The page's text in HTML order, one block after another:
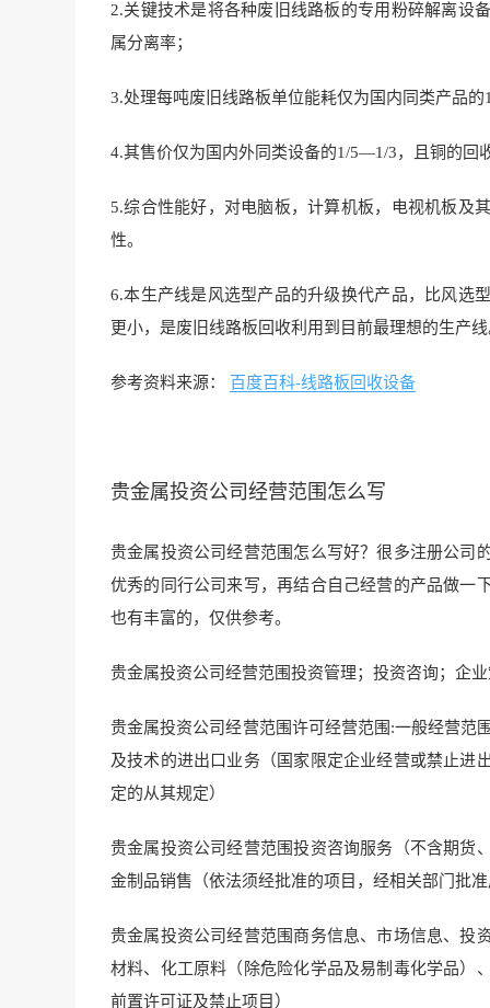
2.关键技术是将各种废旧线路板的专用粉碎解离设
属分离率；
3.处理每吨废旧线路板单位能耗仅为国内同类产品
4.其售价仅为国内外同类设备的1/5—1/3，且铜的回
5.综合性能好，对电脑板，计算机板，电视机板及
性。
6.本生产线是风选型产品的升级换代产品，比风选
更小，是废旧线路板回收利用到目前最理想的生产
参考资料来源： 百度百科-线路板回收设备
贵金属投资公司经营范围怎么写
贵金属投资公司经营范围怎么写好？很多注册公司
优秀的同行公司来写，再结合自己经营的产品做一
也有丰富的，仅供参考。
贵金属投资公司经营范围投资管理；投资咨询；企
贵金属投资公司经营范围许可经营范围:一般经营范
及技术的进出口业务（国家限定企业经营或禁止进
定的从其规定）
贵金属投资公司经营范围投资咨询服务（不含期货
金制品销售（依法须经批准的项目，经相关部门批
贵金属投资公司经营范围商务信息、市场信息、投
材料、化工原料（除危险化学品及易制毒化学品）
前置许可证及禁止项目）